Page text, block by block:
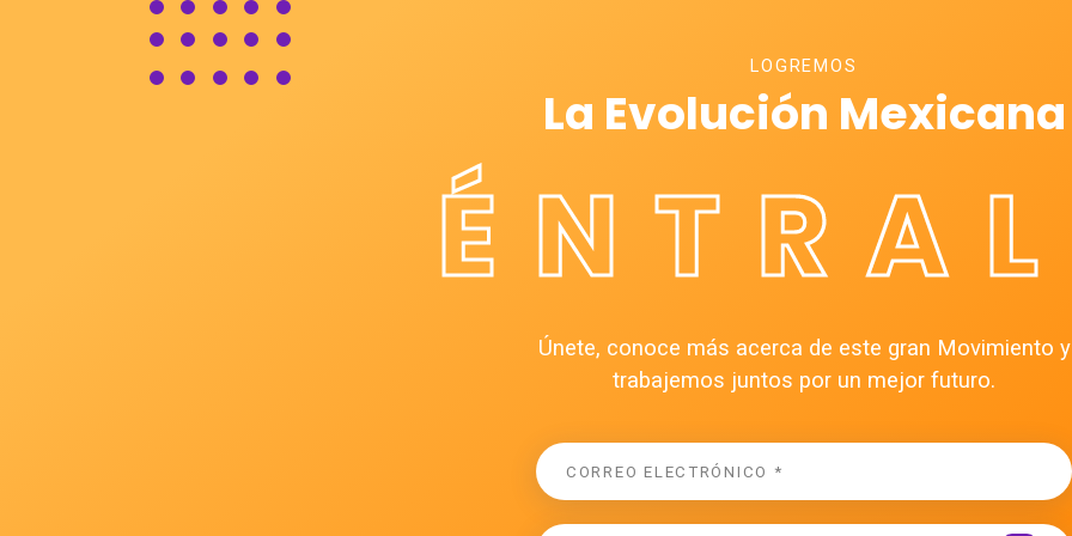
LOGREMOS
La Evolución Mexicana
Únete, conoce más acerca de este gran Movimiento y
trabajemos juntos por un mejor futuro.